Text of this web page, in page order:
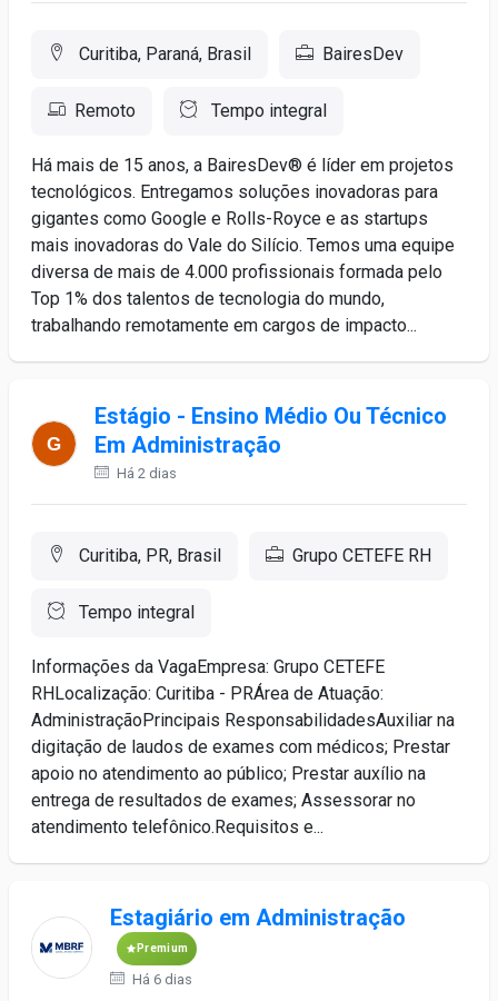
Curitiba, Paraná, Brasil BairesDev
Remoto Tempo integral
Há mais de 15 anos, a BairesDev® é líder em projetos
tecnológicos. Entregamos soluções inovadoras para
gigantes como Google e Rolls-Royce e as startups
mais inovadoras do Vale do Silício. Temos uma equipe
diversa de mais de 4.000 profissionais formada pelo
Top 1% dos talentos de tecnologia do mundo,
trabalhando remotamente em cargos de impacto...
Estágio - Ensino Médio Ou Técnico
Em Administração
Há 2 dias
Curitiba, PR, Brasil Grupo CETEFE RH
Tempo integral
Informações da VagaEmpresa: Grupo CETEFE
RHLocalização: Curitiba - PRÁrea de Atuação:
AdministraçãoPrincipais ResponsabilidadesAuxiliar na
digitação de laudos de exames com médicos; Prestar
apoio no atendimento ao público; Prestar auxílio na
entrega de resultados de exames; Assessorar no
atendimento telefônico.Requisitos e...
Estagiário em Administração
Premium
Há 6 dias